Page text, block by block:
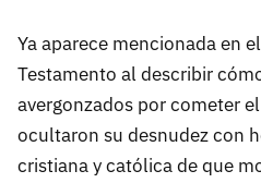
Ya aparece mencionada en
Testamento al describir
avergonzados por cometer
ocultaron su desnudez con
cristiana y católica de que